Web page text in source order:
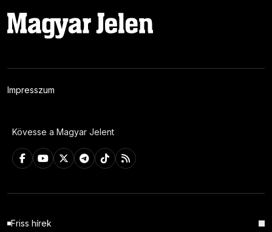
Impresszum
Kövesse a Magyar Jelent
Friss hírek